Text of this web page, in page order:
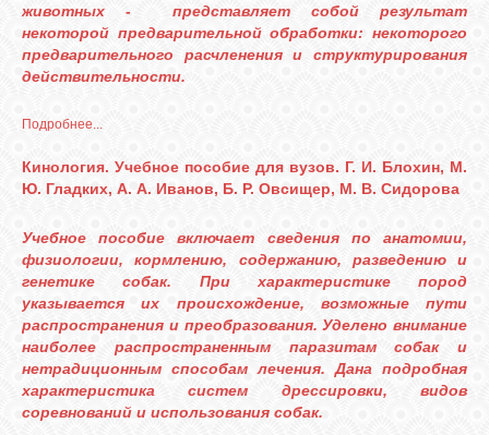
животных - представляет собой результат
некоторой предварительной обработки: некоторого
предварительного расчленения и структурирования
действительности.
Подробнее...
Кинология. Учебное пособие для вузов. Г. И. Блохин, М.
Ю. Гладких, А. А. Иванов, Б. Р. Овсищер, М. В. Сидорова
Учебное пособие включает сведения по анатомии,
физиологии, кормлению, содержанию, разведению и
генетике собак. При характеристике пород
указывается их происхождение, возможные пути
распространения и преобразования. Уделено внимание
наиболее распространенным паразитам собак и
нетрадиционным способам лечения. Дана подробная
характеристика систем дрессировки, видов
соревнований и использования собак.